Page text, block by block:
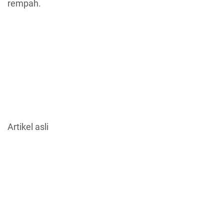
rempah.
Artikel asli